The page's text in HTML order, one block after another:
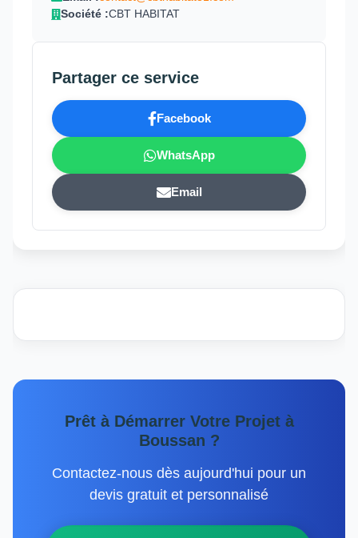
Société :CBT HABITAT
Partager ce service
Facebook
WhatsApp
Email
Prêt à Démarrer Votre Projet à
Boussan ?
Contactez-nous dès aujourd'hui pour un
devis gratuit et personnalisé